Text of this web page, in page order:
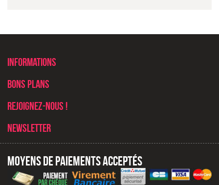
Informations
Bons plans
Rejoignez-nous !
Newsletter
Moyens de paiements acceptés